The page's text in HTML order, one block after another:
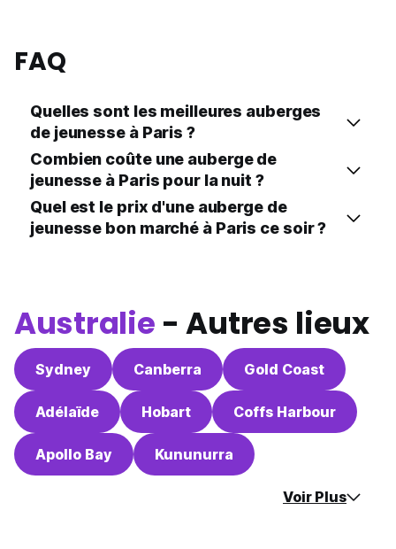
FAQ
Quelles sont les meilleures auberges
de jeunesse à Paris ?
Combien coûte une auberge de
jeunesse à Paris pour la nuit ?
Quel est le prix d'une auberge de
jeunesse bon marché à Paris ce soir ?
Australie - Autres lieux
Sydney Canberra Gold Coast
Adélaïde Hobart Coffs Harbour
Apollo Bay Kununurra
Voir Plus